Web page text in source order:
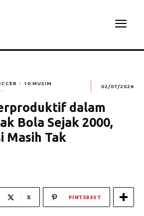
10 MUSIM
02/07/2026
dalam
Bola Sejak 2000,
Masih Tak
X PINTEREST